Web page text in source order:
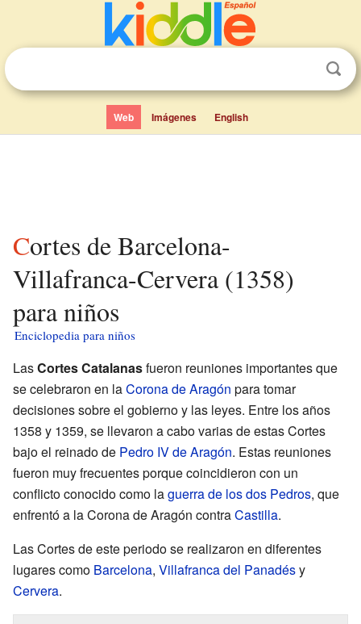
Web Imágenes English
Cortes de Barcelona-
Villafranca-Cervera (1358)
para niños
Enciclopedia para niños
LasCortes Catalanasfueron reuniones importantes que
se celebraron en laCorona de Aragón para tomar
decisiones sobre el gobierno y las leyes. Entre los años
1358 y 1359, se llevaron a cabo varias de estas Cortes
bajo el reinado de Pedro IV de Aragón. Estas reuniones
fueron muy frecuentes porque coincidieron con un
conflicto conocido como laguerra de los dos Pedros, que
enfrentó a la Corona de Aragón contraCastilla.
Las Cortes de este periodo se realizaron en diferentes
lugares como Barcelona, Villafranca del Panadésy
Cervera.